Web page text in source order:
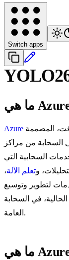
Switch apps
Azure المصممة
السحابة من مراكز
السحابية التي
وتعلم الآلة،
لتطوير وتوسيع
في السحابة
العامة.
ما هي Azure Machine Learning